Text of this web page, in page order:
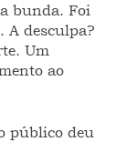
bunda. Foi
A desculpa?
Um
ao
público deu